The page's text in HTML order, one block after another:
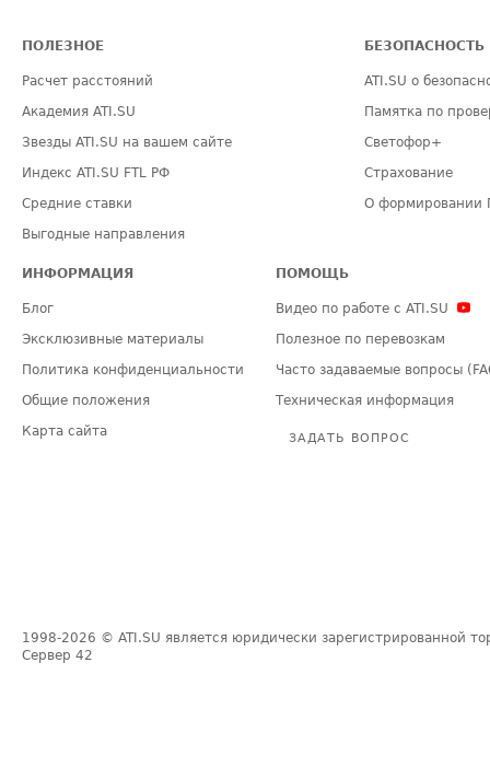
ПОЛЕЗНОЕ
Расчет расстояний
Академия ATI.SU
Звезды ATI.SU на вашем сайте
Индекс ATI.SU FTL РФ
Средние ставки
Выгодные направления
БЕЗОПАСНОСТЬ
ATI.SU о
Памятка по
Светофор+
Страхование
О формировании
ИНФОРМАЦИЯ
Блог
Эксклюзивные материалы
Политика конфиденциальности
Общие положения
Карта сайта
ПОМОЩЬ
Видео по работе с ATI.SU
Полезное по перевозкам
Часто задаваемые вопросы
Техническая информация
ЗАДАТЬ ВОПРОС
1998-2026 © ATI.SU является юридически зарегистрированной
Сервер 42